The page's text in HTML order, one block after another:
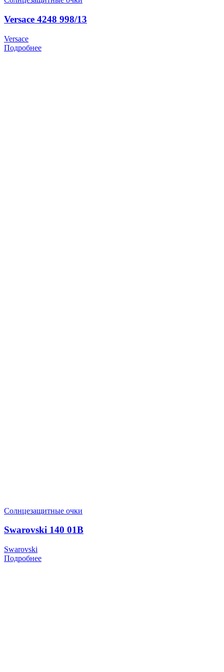
Versace 4248 998/13
Versace
Подробнее
Солнцезащитные очки
Swarovski 140 01B
Swarovski
Подробнее